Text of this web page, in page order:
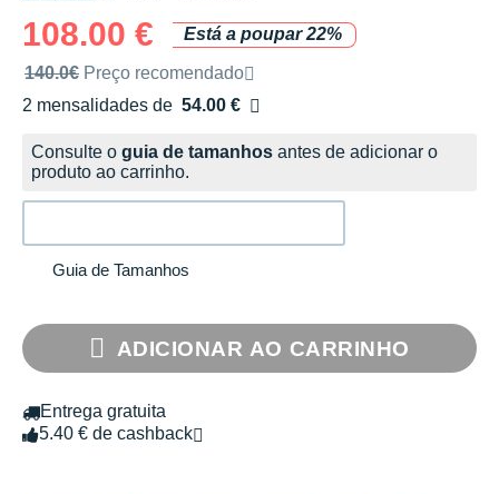
108.00 €
Está a poupar 22%
Preço de venda recomendado pela marca
140.0€ Preço recomendado
2 mensalidades de 54.00 €
sem custos
Consulte o guia de tamanhos antes de adicionar o
produto ao carrinho.
Guia de Tamanhos
ADICIONAR AO CARRINHO
Entrega gratuita
5.40 € de cashback